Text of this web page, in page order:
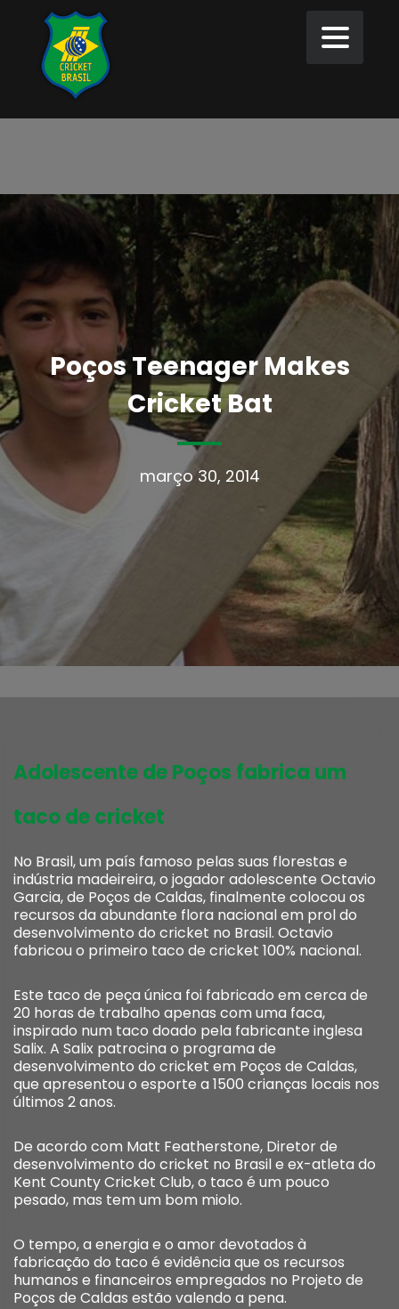
Poços Teenager Makes
Cricket Bat
março 30, 2014
Adolescente de Poços fabrica um
taco de cricket
No Brasil, um país famoso pelas suas florestas e
indústria madeireira, o jogador adolescente Octavio
Garcia, de Poços de Caldas, finalmente colocou os
recursos da abundante flora nacional em prol do
desenvolvimento do cricket no Brasil. Octavio
fabricou o primeiro taco de cricket 100% nacional.
Este taco de peça única foi fabricado em cerca de
20 horas de trabalho apenas com uma faca,
inspirado num taco doado pela fabricante inglesa
Salix. A Salix patrocina o programa de
desenvolvimento do cricket em Poços de Caldas,
que apresentou o esporte a 1500 crianças locais nos
últimos 2 anos.
De acordo com Matt Featherstone, Diretor de
desenvolvimento do cricket no Brasil e ex-atleta do
Kent County Cricket Club, o taco é um pouco
pesado, mas tem um bom miolo.
O tempo, a energia e o amor devotados à
fabricação do taco é evidência que os recursos
humanos e financeiros empregados no Projeto de
Poços de Caldas estão valendo a pena.